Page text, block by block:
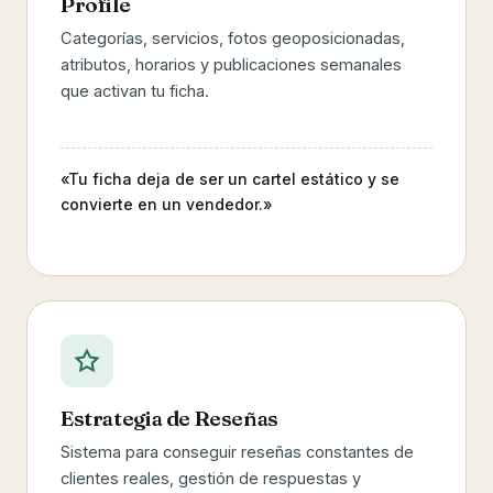
Categorías, servicios, fotos geoposicionadas,
atributos, horarios y publicaciones semanales
que activan tu ficha.
«Tu ficha deja de ser un cartel estático y se
convierte en un vendedor.»
Estrategia de Reseñas
Sistema para conseguir reseñas constantes de
clientes reales, gestión de respuestas y